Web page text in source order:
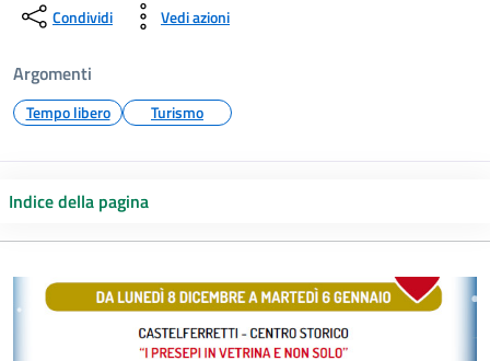
Condividi Vedi azioni
Argomenti
Tempo libero Turismo
Indice della pagina